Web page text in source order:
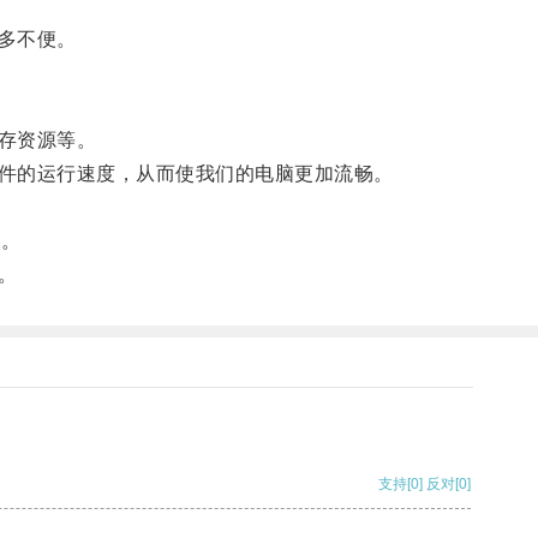
不便。
资源等。
运行速度，从而使我们的电脑更加流畅。
支持[0] 反对[0]